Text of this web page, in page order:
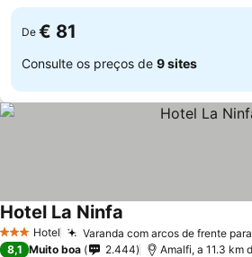
De € 81
Consulte os preços de 9 sites
3 EstrelasHotel Varanda com arcos de frente
Hotel La Ninfa
8,1 Muito boa 2.444 Amalfi, a 11.3 km